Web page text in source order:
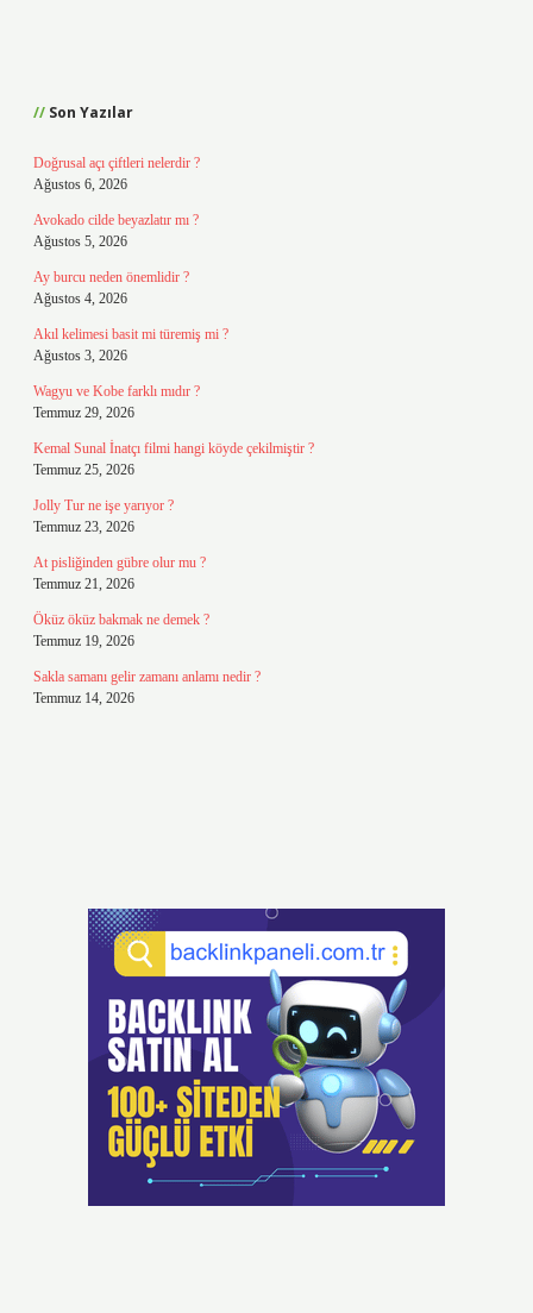
Son Yazılar
Doğrusal açı çiftleri nelerdir ?
Ağustos 6, 2026
Avokado cilde beyazlatır mı ?
Ağustos 5, 2026
Ay burcu neden önemlidir ?
Ağustos 4, 2026
Akıl kelimesi basit mi türemiş mi ?
Ağustos 3, 2026
Wagyu ve Kobe farklı mıdır ?
Temmuz 29, 2026
Kemal Sunal İnatçı filmi hangi köyde çekilmiştir ?
Temmuz 25, 2026
Jolly Tur ne işe yarıyor ?
Temmuz 23, 2026
At pisliğinden gübre olur mu ?
Temmuz 21, 2026
Öküz öküz bakmak ne demek ?
Temmuz 19, 2026
Sakla samanı gelir zamanı anlamı nedir ?
Temmuz 14, 2026